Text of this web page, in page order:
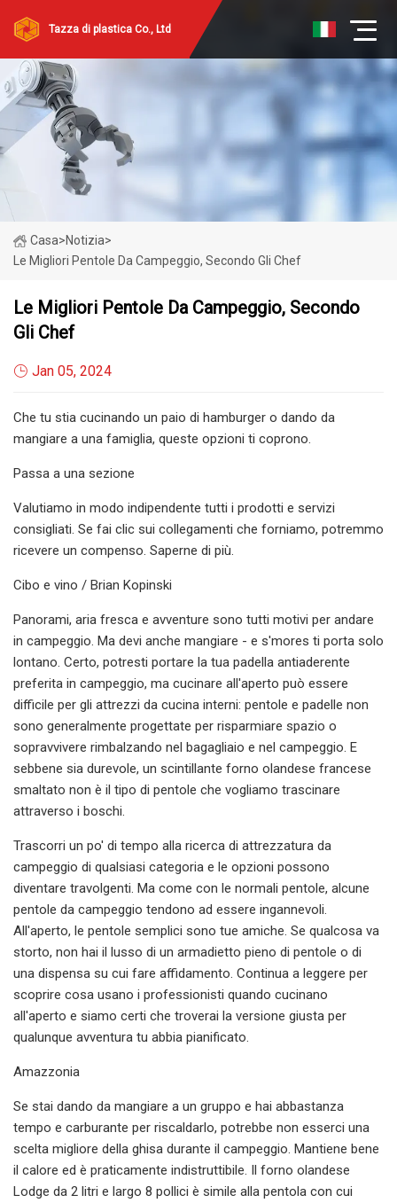
Tazza di plastica Co., Ltd
Casa>Notizia>
Le Migliori Pentole Da Campeggio, Secondo Gli Chef
Le Migliori Pentole Da Campeggio, Secondo
Gli Chef
Jan 05, 2024
Che tu stia cucinando un paio di hamburger o dando da
mangiare a una famiglia, queste opzioni ti coprono.
Passa a una sezione
Valutiamo in modo indipendente tutti i prodotti e servizi
consigliati. Se fai clic sui collegamenti che forniamo, potremmo
ricevere un compenso. Saperne di più.
Cibo e vino / Brian Kopinski
Panorami, aria fresca e avventure sono tutti motivi per andare
in campeggio. Ma devi anche mangiare - e s'mores ti porta solo
lontano. Certo, potresti portare la tua padella antiaderente
preferita in campeggio, ma cucinare all'aperto può essere
difficile per gli attrezzi da cucina interni: pentole e padelle non
sono generalmente progettate per risparmiare spazio o
sopravvivere rimbalzando nel bagagliaio e nel campeggio. E
sebbene sia durevole, un scintillante forno olandese francese
smaltato non è il tipo di pentole che vogliamo trascinare
attraverso i boschi.
Trascorri un po' di tempo alla ricerca di attrezzatura da
campeggio di qualsiasi categoria e le opzioni possono
diventare travolgenti. Ma come con le normali pentole, alcune
pentole da campeggio tendono ad essere ingannevoli.
All'aperto, le pentole semplici sono tue amiche. Se qualcosa va
storto, non hai il lusso di un armadietto pieno di pentole o di
una dispensa su cui fare affidamento. Continua a leggere per
scoprire cosa usano i professionisti quando cucinano
all'aperto e siamo certi che troverai la versione giusta per
qualunque avventura tu abbia pianificato.
Amazzonia
Se stai dando da mangiare a un gruppo e hai abbastanza
tempo e carburante per riscaldarlo, potrebbe non esserci una
scelta migliore della ghisa durante il campeggio. Mantiene bene
il calore ed è praticamente indistruttibile. Il forno olandese
Lodge da 2 litri e largo 8 pollici è simile alla pentola con cui